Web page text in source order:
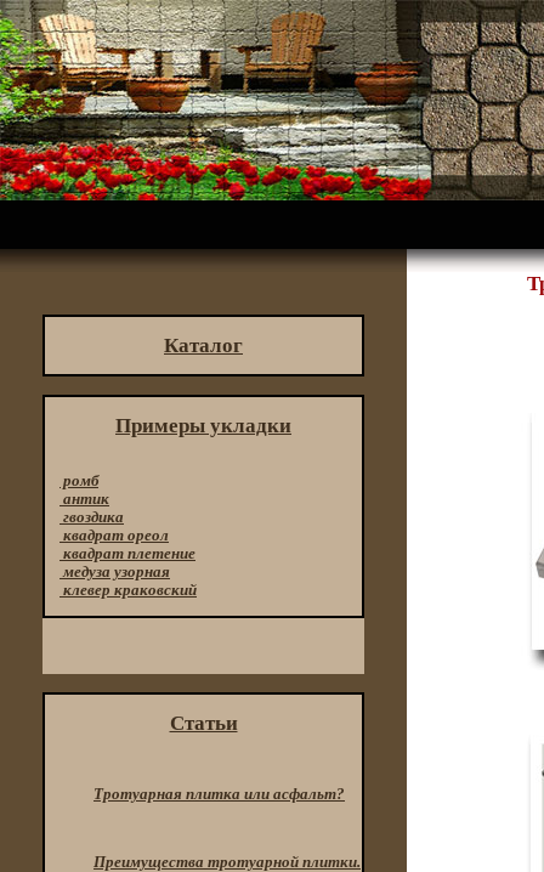
Каталог
Примеры укладки
ромб
антик
гвоздика
квадрат ореол
квадрат плетение
медуза узорная
клевер краковский
Статьи
Тротуарная плитка или асфальт?
Преимущества тротуарной плитки.